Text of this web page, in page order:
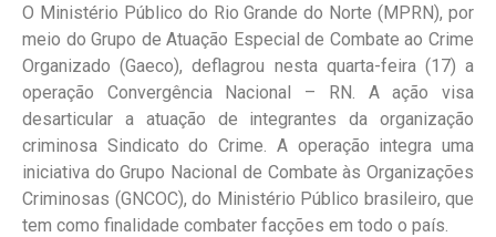
O Ministério Público do Rio Grande do Norte (MPRN), por
meio do Grupo de Atuação Especial de Combate ao Crime
Organizado (Gaeco), deflagrou nesta quarta-feira (17) a
operação Convergência Nacional – RN. A ação visa
desarticular a atuação de integrantes da organização
criminosa Sindicato do Crime. A operação integra uma
iniciativa do Grupo Nacional de Combate às Organizações
Criminosas (GNCOC), do Ministério Público brasileiro, que
tem como finalidade combater facções em todo o país.